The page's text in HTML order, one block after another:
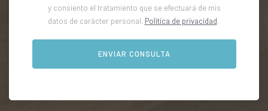
y consiento el tratamiento que se efectuará de mis
datos de carácter personal. Política de privacidad.